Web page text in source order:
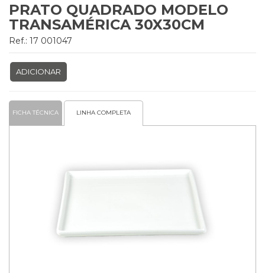
PRATO QUADRADO MODELO
TRANSAMÉRICA 30X30CM
Ref.: 17 001047
ADICIONAR
FICHA TÉCNICA LINHA COMPLETA